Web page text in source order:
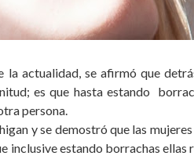
la actualidad, se afirmó que
es que hasta estando
persona.
y se demostró que las
inclusive estando borrachas ellas